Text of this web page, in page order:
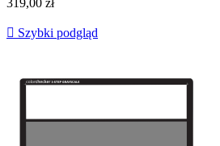
319,00 zł
 Szybki podgląd